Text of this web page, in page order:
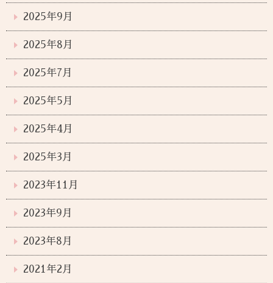
2025年9月
2025年8月
2025年7月
2025年5月
2025年4月
2025年3月
2023年11月
2023年9月
2023年8月
2021年2月